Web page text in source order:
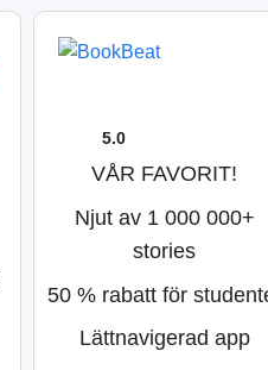
5.0
VÅR FAVORIT!
Njut av 1 000 000+
stories
50 % rabatt för
Lättnavigerad app